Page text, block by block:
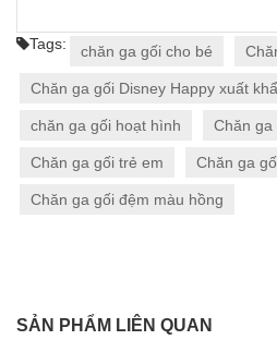
Tags: chăn ga gối cho bé
Chăn ga gối Disney Happy xuất
chăn ga gối hoạt hình Chăn ga
Chăn ga gối trẻ em Chăn ga
Chăn ga gối đệm màu hồng
SẢN PHẨM LIÊN QUAN